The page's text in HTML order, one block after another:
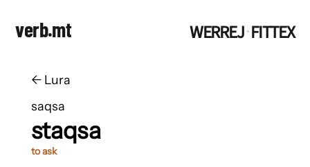
verb.mt WERREJ·FITTEX
← ​​Lura
saqsa
staqsa
to ask